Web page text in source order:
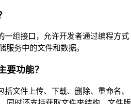
一组接口，允许开发者通过编程方式
服务中的文件和数据。
要功能？
括文件上传、下载、删除、重命名、